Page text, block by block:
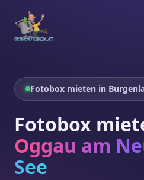
Fotobox mieten in
Fotobox
Oggau am
See